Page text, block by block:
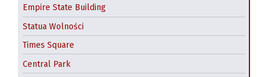
Empire State Building
Statua Wolności
Times Square
Central Park